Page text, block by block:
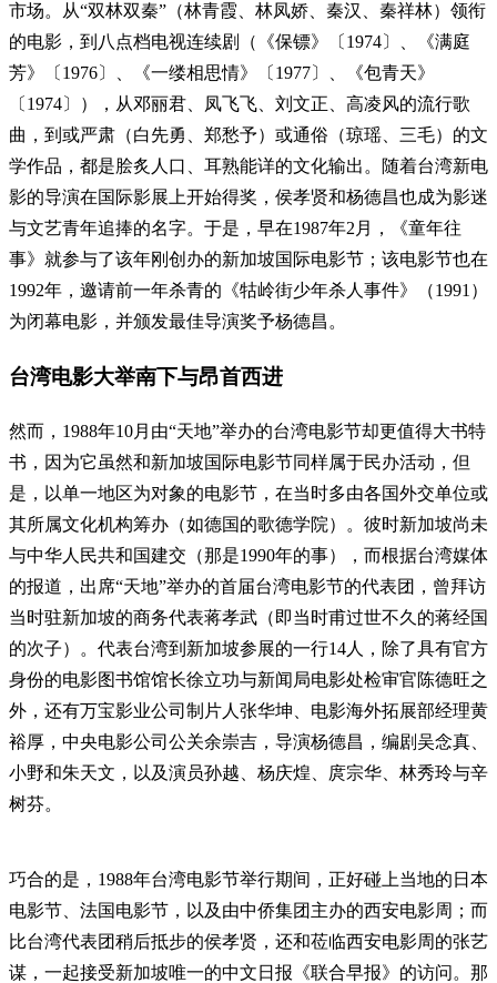
市场。从“双林双秦”（林青霞、林凤娇、秦汉、秦祥林）领衔
的电影，到八点档电视连续剧（《保镖》〔1974〕、《满庭
芳》〔1976〕、《一缕相思情》〔1977〕、《包青天》
〔1974〕），从邓丽君、凤飞飞、刘文正、高凌风的流行歌
曲，到或严肃（白先勇、郑愁予）或通俗（琼瑶、三毛）的文
学作品，都是脍炙人口、耳熟能详的文化输出。随着台湾新电
影的导演在国际影展上开始得奖，侯孝贤和杨德昌也成为影迷
与文艺青年追捧的名字。于是，早在1987年2月，《童年往
事》就参与了该年刚创办的新加坡国际电影节；该电影节也在
1992年，邀请前一年杀青的《牯岭街少年杀人事件》（1991）
为闭幕电影，并颁发最佳导演奖予杨德昌。
台湾电影大举南下与昂首西进
然而，1988年10月由“天地”举办的台湾电影节却更值得大书特
书，因为它虽然和新加坡国际电影节同样属于民办活动，但
是，以单一地区为对象的电影节，在当时多由各国外交单位或
其所属文化机构筹办（如德国的歌德学院）。彼时新加坡尚未
与中华人民共和国建交（那是1990年的事），而根据台湾媒体
的报道，出席“天地”举办的首届台湾电影节的代表团，曾拜访
当时驻新加坡的商务代表蒋孝武（即当时甫过世不久的蒋经国
的次子）。代表台湾到新加坡参展的一行14人，除了具有官方
身份的电影图书馆馆长徐立功与新闻局电影处检审官陈德旺之
外，还有万宝影业公司制片人张华坤、电影海外拓展部经理黄
裕厚，中央电影公司公关余崇吉，导演杨德昌，编剧吴念真、
小野和朱天文，以及演员孙越、杨庆煌、庹宗华、林秀玲与辛
树芬。
巧合的是，1988年台湾电影节举行期间，正好碰上当地的日本
电影节、法国电影节，以及由中侨集团主办的西安电影周；而
比台湾代表团稍后抵步的侯孝贤，还和莅临西安电影周的张艺
谋，一起接受新加坡唯一的中文日报《联合早报》的访问。那